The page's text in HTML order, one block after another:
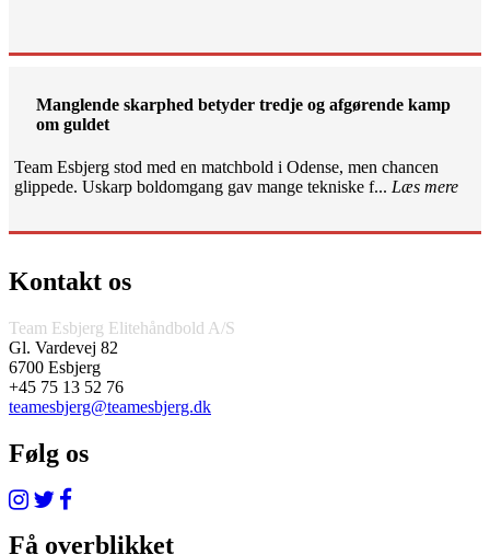
Manglende skarphed betyder tredje og afgørende kamp
om guldet
Team Esbjerg stod med en matchbold i Odense, men chancen
glippede. Uskarp boldomgang gav mange tekniske f... Læs mere
Kontakt os
Team Esbjerg Elitehåndbold A/S
Gl. Vardevej 82
6700 Esbjerg
+45 75 13 52 76
teamesbjerg@teamesbjerg.dk
Følg os
Få overblikket